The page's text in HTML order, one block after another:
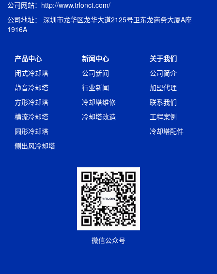
公司网站：http://www.trlonct.com/
公司地址： 深圳市龙华区龙华大道2125号卫东龙商务大厦A座
1916A
产品中心
闭式冷却塔
静音冷却塔
方形冷却塔
横流冷却塔
圆形冷却塔
侧出风冷却塔
新闻中心
公司新闻
行业新闻
冷却塔维修
冷却塔改造
关于我们
公司简介
加盟代理
联系我们
工程案例
冷却塔配件
微信公众号